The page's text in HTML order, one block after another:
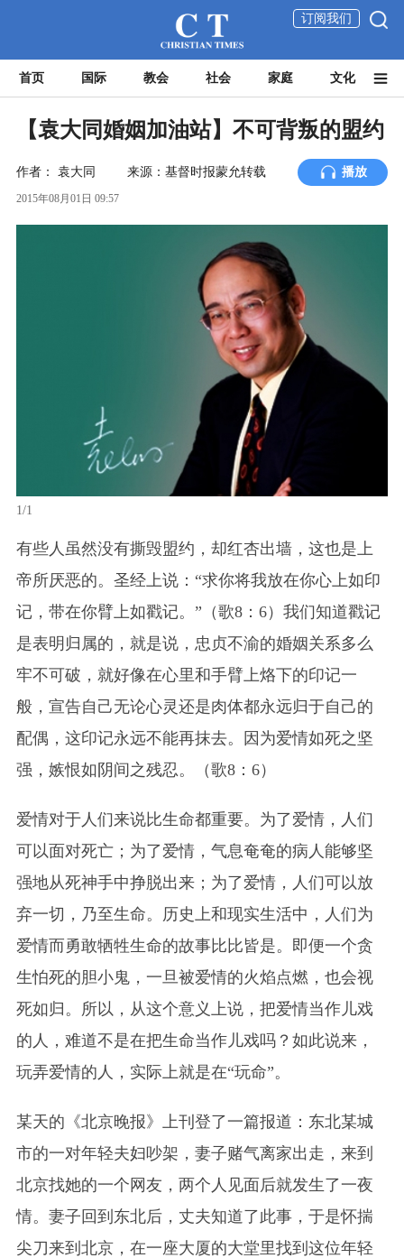
订阅我们
首页 国际 教会 社会 家庭 文化
【袁大同婚姻加油站】不可背叛的盟约
作者： 袁大同 来源：基督时报蒙允转载 播放
2015年08月01日 09:57
1/1
有些人虽然没有撕毁盟约，却红杏出墙，这也是上
帝所厌恶的。圣经上说：“求你将我放在你心上如印
记，带在你臂上如戳记。”（歌8：6）我们知道戳记
是表明归属的，就是说，忠贞不渝的婚姻关系多么
牢不可破，就好像在心里和手臂上烙下的印记一
般，宣告自己无论心灵还是肉体都永远归于自己的
配偶，这印记永远不能再抹去。因为爱情如死之坚
强，嫉恨如阴间之残忍。（歌8：6）
爱情对于人们来说比生命都重要。为了爱情，人们
可以面对死亡；为了爱情，气息奄奄的病人能够坚
强地从死神手中挣脱出来；为了爱情，人们可以放
弃一切，乃至生命。历史上和现实生活中，人们为
爱情而勇敢牺牲生命的故事比比皆是。即便一个贪
生怕死的胆小鬼，一旦被爱情的火焰点燃，也会视
死如归。所以，从这个意义上说，把爱情当作儿戏
的人，难道不是在把生命当作儿戏吗？如此说来，
玩弄爱情的人，实际上就是在“玩命”。
某天的《北京晚报》上刊登了一篇报道：东北某城
市的一对年轻夫妇吵架，妻子赌气离家出走，来到
北京找她的一个网友，两个人见面后就发生了一夜
情。妻子回到东北后，丈夫知道了此事，于是怀揣
尖刀来到北京，在一座大厦的大堂里找到这位年轻